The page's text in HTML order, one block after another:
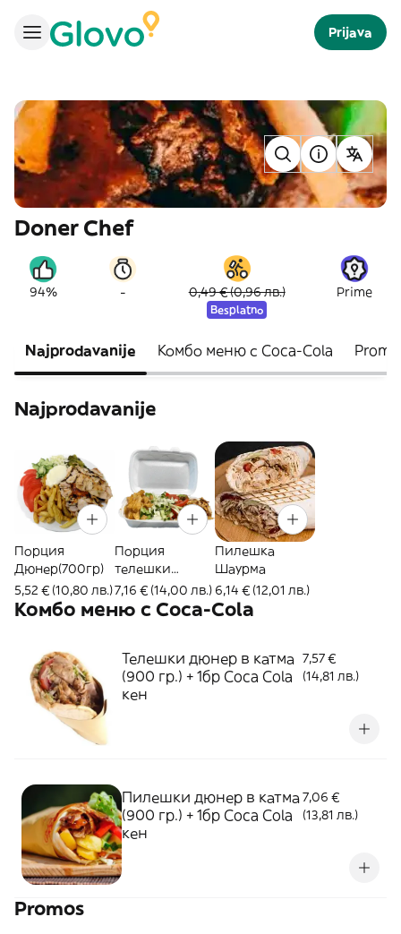
Prijava
Doner Chef
94% - 0,49 € (0,96 лв.)
Besplatno
Prime
Najprodavanije Комбо меню с Coca-Cola
Najprodavanije
Порция
Дюнер(700гр)
5,52 € (10,80 лв.)
Порция
телешки
дюнер
7,16 € (14,00 лв.)
Пилешка
Шаурма
6,14 € (12,01 лв.)
Комбо меню с Coca-Cola
Телешки дюнер в катма
(900 гр.) + 1бр Coca Cola
кен
7,57 €
(14,81 лв.)
Пилешки дюнер в катма
(900 гр.) + 1бр Coca Cola
кен
7,06 €
(13,81 лв.)
Promos